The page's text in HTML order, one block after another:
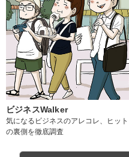
ビジネスWalker
気になるビジネスのアレコレ、ヒット
の裏側を徹底調査